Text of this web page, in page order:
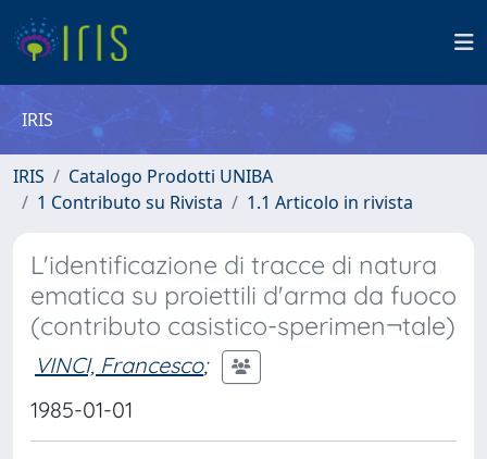
IRIS
IRIS
Catalogo Prodotti UNIBA
1 Contributo su Rivista
1.1 Articolo in rivista
L'identificazione di tracce di natura
ematica su proiettili d'arma da fuoco
(contributo casistico-sperimen¬tale)
VINCI, Francesco;
1985-01-01